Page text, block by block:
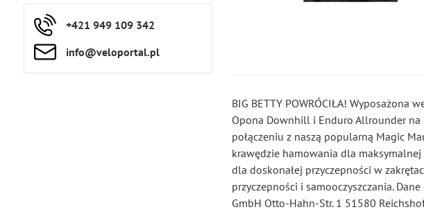
BIG BETTY POWRÓCIŁA!
Opona Downhill i Enduro Allrounder
połączeniu z naszą popularną Magic
krawędzie hamowania dla
dla doskonałej przyczepności w
przyczepności i samooczyszczania.
GmbH Otto-Hahn-Str. 1 51580
+421 949 109 342
info​​@veloportal​.pl